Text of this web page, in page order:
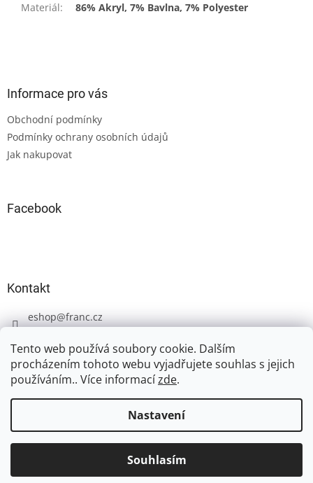
Tento web používá soubory cookie. Dalším
procházením tohoto webu vyjadřujete souhlas s jejich
používáním.. Více informacízde.
Nastavení
Souhlasím
Materiál: 86% Akryl, 7% Bavlna, 7% Polyester
Informace pro vás
Obchodní podmínky
Podmínky ochrany osobních údajů
Jak nakupovat
Facebook
Kontakt
eshop@franc.cz
Vytvořil Shoptet
FRANC. Všechna práva vyhrazena.